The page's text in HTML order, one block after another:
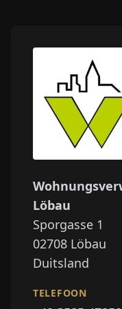
Löbau
Sporgasse 1
02708 Löbau
Duitsland
TELEFOON